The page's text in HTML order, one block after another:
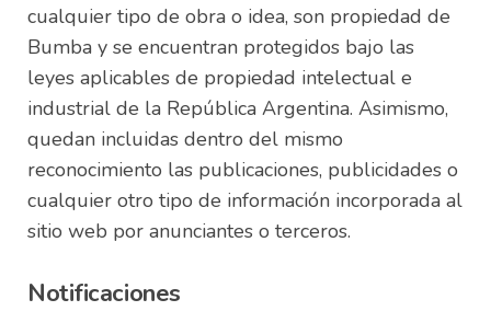
cualquier tipo de obra o idea, son propiedad de
Bumba y se encuentran protegidos bajo las
leyes aplicables de propiedad intelectual e
industrial de la República Argentina. Asimismo,
quedan incluidas dentro del mismo
reconocimiento las publicaciones, publicidades o
cualquier otro tipo de información incorporada al
sitio web por anunciantes o terceros.
Notificaciones